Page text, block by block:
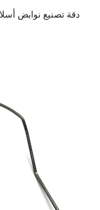
دقة تصنيع نوابض